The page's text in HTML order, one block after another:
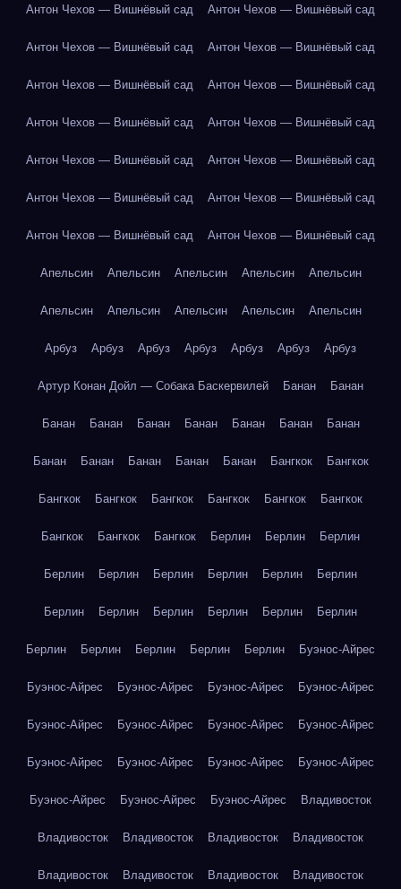
Антон Чехов — Вишнёвый сад Антон Чехов — Вишнёвый сад
Антон Чехов — Вишнёвый сад Антон Чехов — Вишнёвый сад
Антон Чехов — Вишнёвый сад Антон Чехов — Вишнёвый сад
Антон Чехов — Вишнёвый сад Антон Чехов — Вишнёвый сад
Антон Чехов — Вишнёвый сад Антон Чехов — Вишнёвый сад
Антон Чехов — Вишнёвый сад Антон Чехов — Вишнёвый сад
Антон Чехов — Вишнёвый сад Антон Чехов — Вишнёвый сад
Апельсин Апельсин Апельсин Апельсин Апельсин
Апельсин Апельсин Апельсин Апельсин Апельсин
Арбуз Арбуз Арбуз Арбуз Арбуз Арбуз Арбуз
Артур Конан Дойл — Собака Баскервилей Банан Банан
Банан Банан Банан Банан Банан Банан Банан
Банан Банан Банан Банан Банан Бангкок Бангкок
Бангкок Бангкок Бангкок Бангкок Бангкок Бангкок
Бангкок Бангкок Бангкок Берлин Берлин Берлин
Берлин Берлин Берлин Берлин Берлин Берлин
Берлин Берлин Берлин Берлин Берлин Берлин
Берлин Берлин Берлин Берлин Берлин Буэнос-Айрес
Буэнос-Айрес Буэнос-Айрес Буэнос-Айрес Буэнос-Айрес
Буэнос-Айрес Буэнос-Айрес Буэнос-Айрес Буэнос-Айрес
Буэнос-Айрес Буэнос-Айрес Буэнос-Айрес Буэнос-Айрес
Буэнос-Айрес Буэнос-Айрес Буэнос-Айрес Владивосток
Владивосток Владивосток Владивосток Владивосток
Владивосток Владивосток Владивосток Владивосток